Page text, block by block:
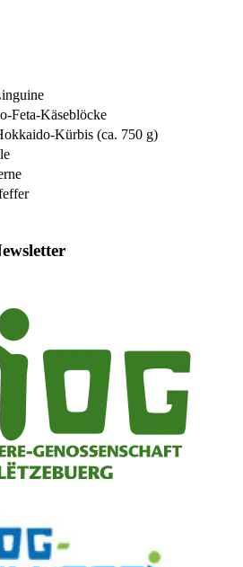
Feta-Käseblöcke
Kürbis (ca. 750 g)